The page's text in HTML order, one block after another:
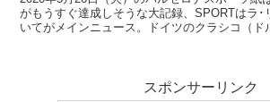
がもうすぐ達成しそうな大記録、SPORTはラ･
いてがメインニュース。ドイツのクラシコ（ド
スポンサーリンク